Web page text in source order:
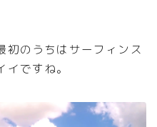
初のうちはサーフィンス
ですね。